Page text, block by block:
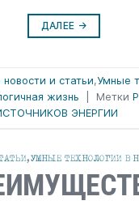
ДАЛЕЕ →
новости и статьи,Умные
жизнь Метки
ЭНЕРГИИ
,УМНЫЕ ТЕХНОЛОГИИ В